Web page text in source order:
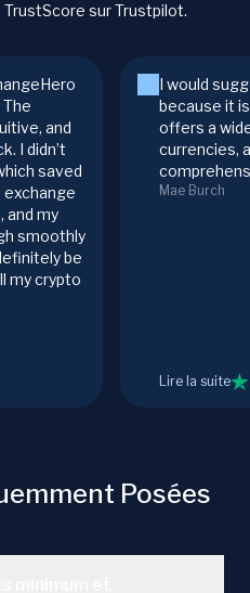
sur Trustpilot.
The
and
I didn’t
saved
and my
smoothly
be
my crypto
I would
because it
offers a
currencies,
Mae Burch
Lire la suite
Posées